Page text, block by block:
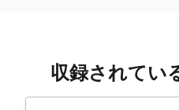
収録されてい